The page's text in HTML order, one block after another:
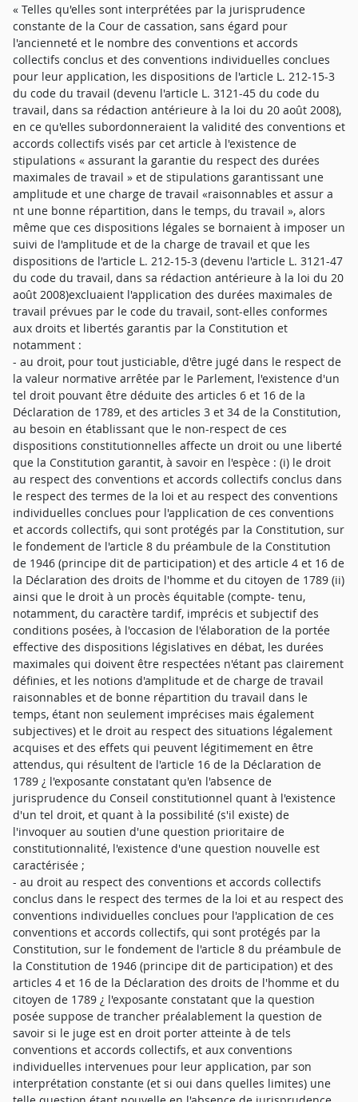
« Telles qu'elles sont interprétées par la jurisprudence
constante de la Cour de cassation, sans égard pour
l'ancienneté et le nombre des conventions et accords
collectifs conclus et des conventions individuelles conclues
pour leur application, les dispositions de l'article L. 212-15-3
du code du travail (devenu l'article L. 3121-45 du code du
travail, dans sa rédaction antérieure à la loi du 20 août 2008),
en ce qu'elles subordonneraient la validité des conventions et
accords collectifs visés par cet article à l'existence de
stipulations « assurant la garantie du respect des durées
maximales de travail » et de stipulations garantissant une
amplitude et une charge de travail «raisonnables et assur a
nt une bonne répartition, dans le temps, du travail », alors
même que ces dispositions légales se bornaient à imposer un
suivi de l'amplitude et de la charge de travail et que les
dispositions de l'article L. 212-15-3 (devenu l'article L. 3121-47
du code du travail, dans sa rédaction antérieure à la loi du 20
août 2008)excluaient l'application des durées maximales de
travail prévues par le code du travail, sont-elles conformes
aux droits et libertés garantis par la Constitution et
notamment :
- au droit, pour tout justiciable, d'être jugé dans le respect de
la valeur normative arrêtée par le Parlement, l'existence d'un
tel droit pouvant être déduite des articles 6 et 16 de la
Déclaration de 1789, et des articles 3 et 34 de la Constitution,
au besoin en établissant que le non-respect de ces
dispositions constitutionnelles affecte un droit ou une liberté
que la Constitution garantit, à savoir en l'espèce : (i) le droit
au respect des conventions et accords collectifs conclus dans
le respect des termes de la loi et au respect des conventions
individuelles conclues pour l'application de ces conventions
et accords collectifs, qui sont protégés par la Constitution, sur
le fondement de l'article 8 du préambule de la Constitution
de 1946 (principe dit de participation) et des article 4 et 16 de
la Déclaration des droits de l'homme et du citoyen de 1789 (ii)
ainsi que le droit à un procès équitable (compte- tenu,
notamment, du caractère tardif, imprécis et subjectif des
conditions posées, à l'occasion de l'élaboration de la portée
effective des dispositions législatives en débat, les durées
maximales qui doivent être respectées n'étant pas clairement
définies, et les notions d'amplitude et de charge de travail
raisonnables et de bonne répartition du travail dans le
temps, étant non seulement imprécises mais également
subjectives) et le droit au respect des situations légalement
acquises et des effets qui peuvent légitimement en être
attendus, qui résultent de l'article 16 de la Déclaration de
1789 ¿ l'exposante constatant qu'en l'absence de
jurisprudence du Conseil constitutionnel quant à l'existence
d'un tel droit, et quant à la possibilité (s'il existe) de
l'invoquer au soutien d'une question prioritaire de
constitutionnalité, l'existence d'une question nouvelle est
caractérisée ;
- au droit au respect des conventions et accords collectifs
conclus dans le respect des termes de la loi et au respect des
conventions individuelles conclues pour l'application de ces
conventions et accords collectifs, qui sont protégés par la
Constitution, sur le fondement de l'article 8 du préambule de
la Constitution de 1946 (principe dit de participation) et des
articles 4 et 16 de la Déclaration des droits de l'homme et du
citoyen de 1789 ¿ l'exposante constatant que la question
posée suppose de trancher préalablement la question de
savoir si le juge est en droit porter atteinte à de tels
conventions et accords collectifs, et aux conventions
individuelles intervenues pour leur application, par son
interprétation constante (et si oui dans quelles limites) une